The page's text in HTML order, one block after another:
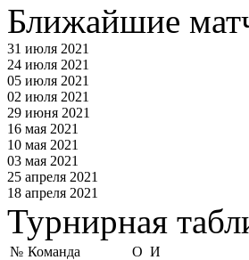
Ближайшие
31 июля 2021
24 июля 2021
05 июля 2021
02 июля 2021
29 июня 2021
16 мая 2021
10 мая 2021
03 мая 2021
25 апреля 2021
18 апреля 2021
Турнирная
№ Команда О И